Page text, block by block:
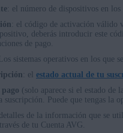
: el número de dispositivos en los
: el código de activación válido
deberás introducir este
de pago.
Los sistemas operativos en los que
: el estado actual de tu
(solo aparece si el estado de
suscripción. Puede que tengas la
detalles de la información que se
través de tu Cuenta AVG.